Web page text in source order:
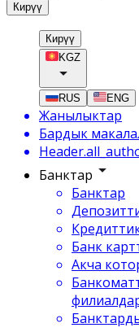
Кирүү
Кирүү
KGZ
RUS ENG
Жанылыктар
Бардык
Банктар
Банктар
Банк
Акча